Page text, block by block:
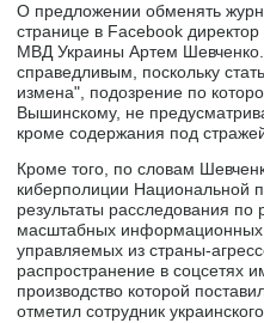
О предложении обменять
странице в Facebook
МВД Украины Артем
справедливым, поскольку
измена", подозрение по
Вышинскому, не
кроме содержания под
Кроме того, по словам
киберполиции Национальной
результаты расследования
масштабных информационных
управляемых из страны-
распространение в соцсетях
производство которой
отметил сотрудник